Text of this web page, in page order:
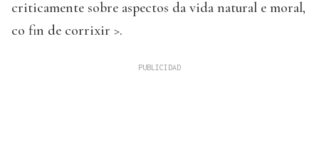
criticamente sobre aspectos da vida natural e moral,
co fin de corrixir >.